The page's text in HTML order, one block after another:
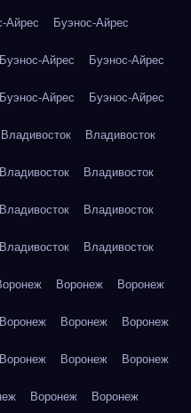
Айрес Буэнос-Айрес
Буэнос-Айрес Буэнос-Айрес
Буэнос-Айрес Буэнос-Айрес
Владивосток Владивосток
Владивосток Владивосток
Владивосток Владивосток
Владивосток Владивосток
Воронеж Воронеж
Воронеж Воронеж Воронеж
Воронеж Воронеж Воронеж
Воронеж Воронеж